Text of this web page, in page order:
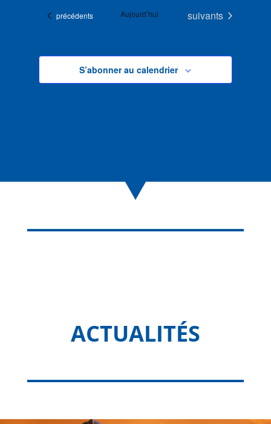
Évènements
précédents Aujourd’hui Évènements
suivants
S’abonner au calendrier
ACTUALITÉS